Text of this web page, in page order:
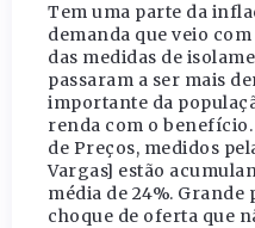
Tem uma parte da
demanda que veio
das medidas de
passaram a ser mais
importante da
renda com o benefício.
de Preços, medidos
Vargas] estão
média de 24%.
choque de oferta que